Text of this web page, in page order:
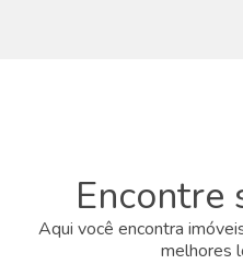
Encontre
Aqui você encontra
melhores